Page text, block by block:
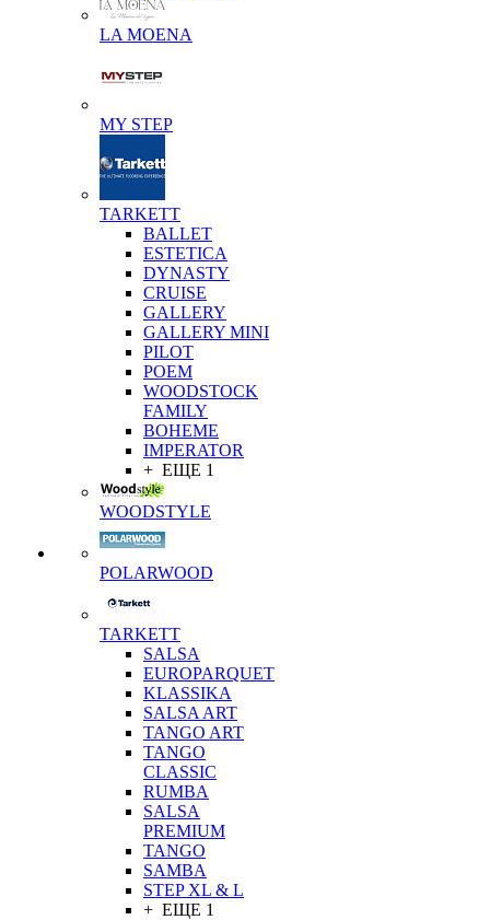
LA MOENA
MY STEP
TARKETT
BALLET
ESTETICA
DYNASTY
CRUISE
GALLERY
GALLERY MINI
PILOT
POEM
WOODSTOCK
FAMILY
BOHEME
IMPERATOR
+ ЕЩЕ 1
WOODSTYLE
POLARWOOD
TARKETT
SALSA
EUROPARQUET
KLASSIKA
SALSA ART
TANGO ART
TANGO
CLASSIC
RUMBA
SALSA
PREMIUM
TANGO
SAMBA
STEP XL & L
+ ЕЩЕ 1